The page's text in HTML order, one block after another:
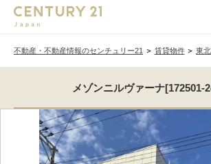
不動産・不動産情報のセンチュリー21 賃貸物件 東北
メゾンニルヴァーナ[172501-